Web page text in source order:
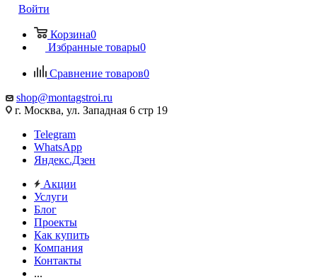
Войти
Корзина0
Избранные товары0
Сравнение товаров0
shop@montagstroi.ru
г. Москва, ул. Западная 6 стр 19
Telegram
WhatsApp
Яндекс.Дзен
Акции
Услуги
Блог
Проекты
Как купить
Компания
Контакты
...